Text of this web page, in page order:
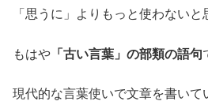
「思うに」よりもっと使わないと
もはや 「古い言葉」の部類の語句
現代的な言葉使いで文章を書いて